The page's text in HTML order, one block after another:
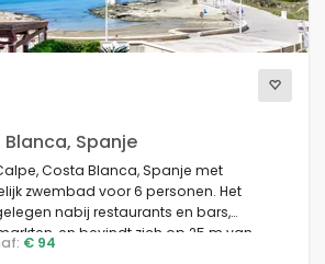
Spanje
Costa Blanca, Spanje met
zwembad voor 6 personen. Het
nabij restaurants en bars,
en bevindt zich op 25 m van
Morelló.
€ 94